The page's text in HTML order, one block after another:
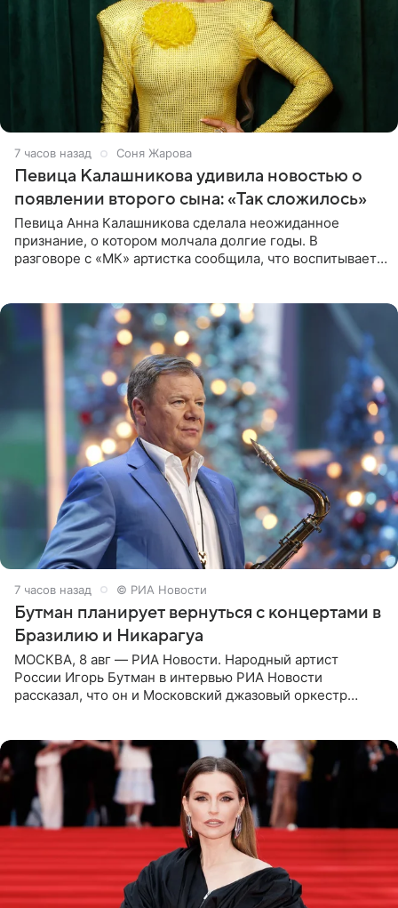
7 часов назад Соня Жарова
Певица Калашникова удивила новостью о
появлении второго сына: «Так сложилось»
Певица Анна Калашникова сделала неожиданное
признание, о котором молчала долгие годы. В
разговоре с «МК» артистка сообщила, что воспитывает
7 часов назад © РИА Новости
Бутман планирует вернуться с концертами в
Бразилию и Никарагуа
МОСКВА, 8 авг — РИА Новости. Народный артист
России Игорь Бутман в интервью РИА Новости
рассказал, что он и Московский джазовый оркестр